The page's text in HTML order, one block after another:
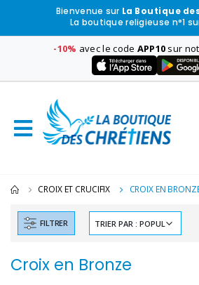
Bienvenue sur La Boutique
La boutique religieuse n°1
-10% avec le code APP10 sur
CROIX ET CRUCIFIX CROIX EN
FILTRER
Croix en Bronze